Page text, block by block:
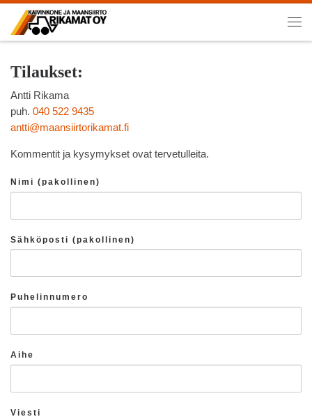
Skip to content
Tilaukset:
Antti Rikama
puh. 040 522 9435
antti@maansiirtorikamat.fi
Kommentit ja kysymykset ovat tervetulleita.
Nimi (pakollinen)
Sähköposti (pakollinen)
Puhelinnumero
Aihe
Viesti